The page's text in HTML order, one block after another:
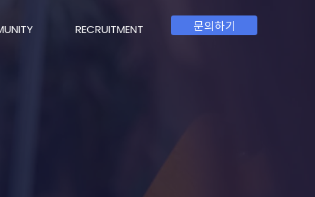
RECRUITMENT 문의하기